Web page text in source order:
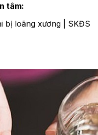
tâm:
bị loãng xương | SKĐS